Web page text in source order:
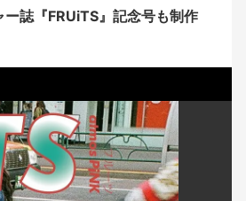
誌『FRUiTS』記念号も制作